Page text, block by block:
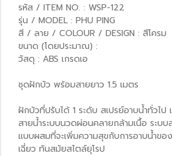
รหัส / ITEM NO. : WSP-122
รุ่น / MODEL : PHU PING
สี / ลาย / COLOUR / DESIGN : สีโครม
ขนาด (โดยประมาณ) :
วัสดุ : ABS เกรดเอ
ชุดฝักบัว พร้อมสายยาว 1.5 เมตร
ฝักบัวที่ปรับได้ 1 ระดับ สเปรย์อาบน้ำทั่วไป
สายน้ำระบบนวดผ่อนคลายกล้ามเนื้อ ระบบ
แบบผสมที่จะเพิ่มความสุขกับการอาบน้ำข
เฉี่ยว ทันสมัยสไตล์ยุโรป